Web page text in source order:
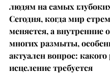
людям на самых
Сегодня, когда мир
меняется, а внутренние
многих размыты,
актуален вопрос: какого
исцеление требуется